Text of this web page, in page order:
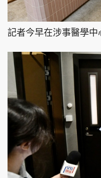
記者今早在涉事醫學中